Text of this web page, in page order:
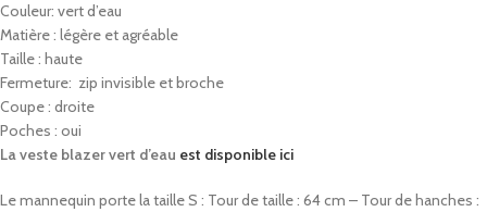
Couleur: vert d’eau
Matière : légère et agréable
Taille : haute
Fermeture: zip invisible et broche
Coupe : droite
Poches : oui
La veste blazer vert d’eau est disponible ici
Le mannequin porte la taille S : Tour de taille : 64 cm – Tour de hanches :